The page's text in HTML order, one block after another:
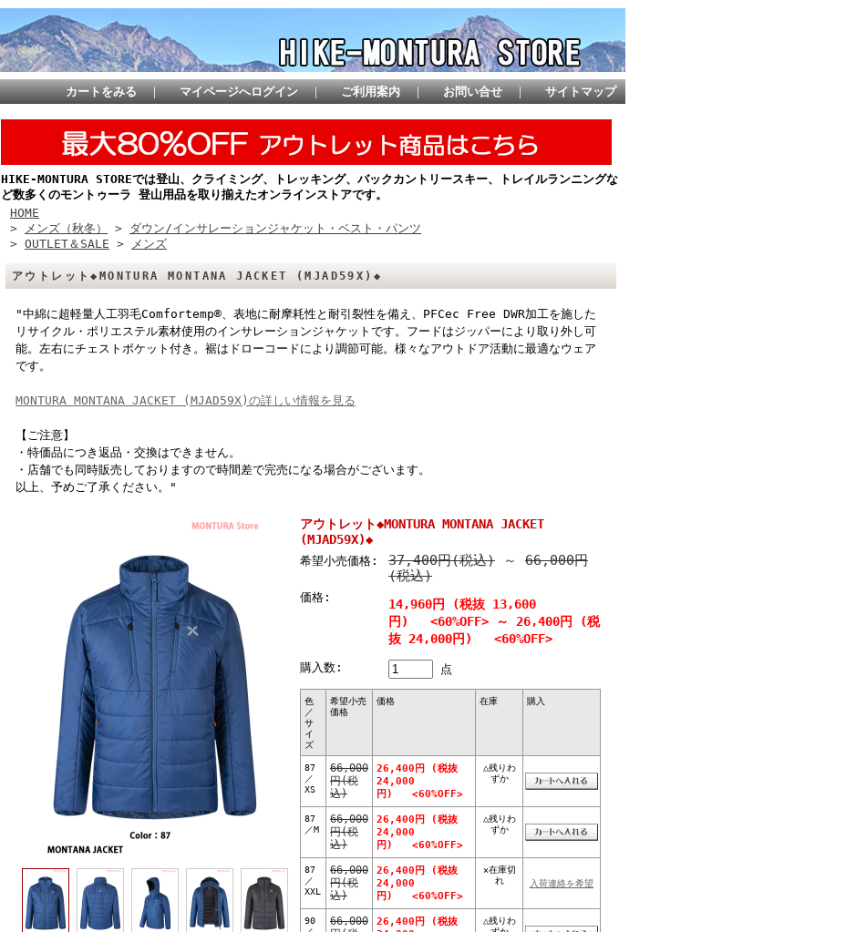
カートをみる ｜ マイページへログイン ｜ ご利用案内 ｜ お問い合せ ｜ サイトマップ
HIKE-MONTURA STOREでは登山、クライミング、トレッキング、バックカントリースキー、トレイルランニングな
ど数多くのモントゥーラ 登山用品を取り揃えたオンラインストアです。
HOME
>
メンズ（秋冬） > ダウン/インサレーションジャケット・ベスト・パンツ
> OUTLET＆SALE > メンズ
アウトレット◆MONTURA MONTANA JACKET (MJAD59X)◆
"中綿に超軽量人工羽毛Comfortemp®、表地に耐摩耗性と耐引裂性を備え、PFCec Free DWR加工を施した
リサイクル・ポリエステル素材使用のインサレーションジャケットです。フードはジッパーにより取り外し可
能。左右にチェストポケット付き。裾はドローコードにより調節可能。様々なアウトドア活動に最適なウェア
です。
MONTURA MONTANA JACKET (MJAD59X)の詳しい情報を見る
【ご注意】
・特価品につき返品・交換はできません。
・店舗でも同時販売しておりますので時間差で完売になる場合がございます。
以上、予めご了承ください。"
アウトレット◆MONTURA MONTANA JACKET
(MJAD59X)◆
希望小売価格: 37,400円(税込) ～
66,000円
(税込)
価格:
14,960円 (税抜 13,600
円) <60%OFF>
～
26,400円 (税
抜 24,000円) <60%OFF>
購入数: 点
色
／
サ
イ
ズ
希望小売
価格
価格 在庫 購入
87
／
XS
66,000
円(税
込)
26,400円 (税抜
24,000
円) <60%OFF>
△残りわ
ずか
87
／M
66,000
円(税
込)
26,400円 (税抜
24,000
円) <60%OFF>
△残りわ
ずか
87
／
XXL
66,000
円(税
込)
26,400円 (税抜
24,000
円) <60%OFF>
×在庫切
れ
入荷連絡を希望
90
66,000
26,400円 (税抜
△残りわ